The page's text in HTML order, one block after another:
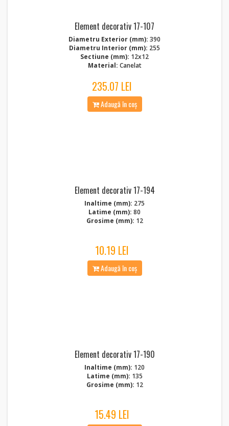
Element decorativ 17-107
Diametru Exterior (mm): 390
Diametru Interior (mm): 255
Sectiune (mm): 12x12
Material: Canelat
235.07 LEI
Adaugă în coș
Element decorativ 17-194
Inaltime (mm): 275
Latime (mm): 80
Grosime (mm): 12
10.19 LEI
Adaugă în coș
Element decorativ 17-190
Inaltime (mm): 120
Latime (mm): 135
Grosime (mm): 12
15.49 LEI